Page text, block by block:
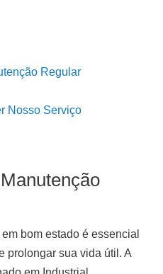
Regular
Nosso Serviço
bom estado é essencial
prolongar sua vida útil. A